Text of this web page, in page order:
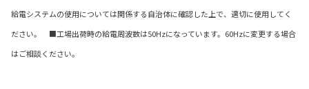
給電システムの使用については関係する自治体に確認した上で、適切に使用してく
ださい。 ■工場出荷時の給電周波数は50Hzになっています。60Hzに変更する場合
はご相談ください。